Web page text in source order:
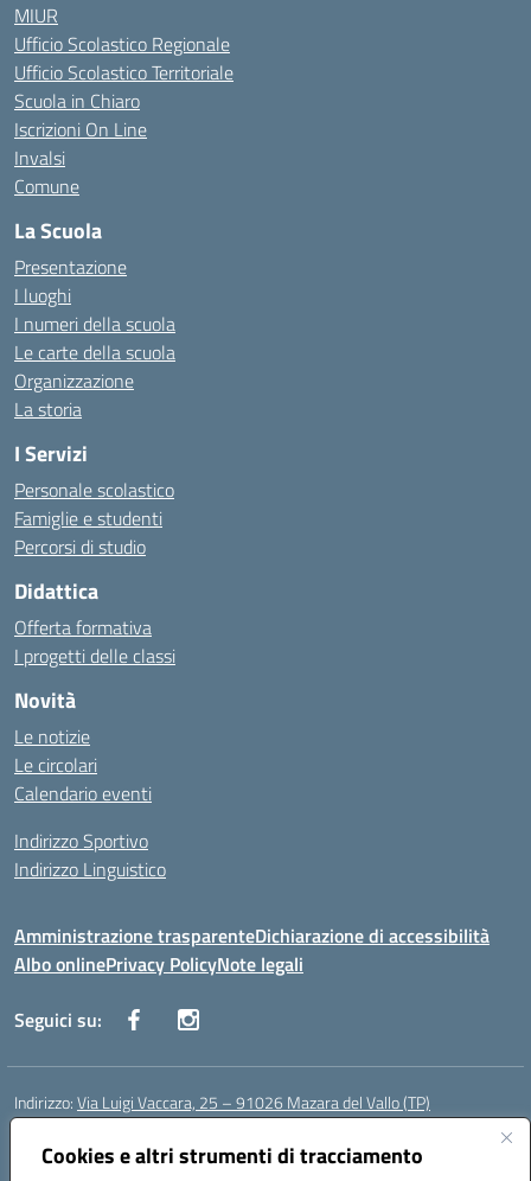
Cookies e altri strumenti di tracciamento
MIUR
Ufficio Scolastico Regionale
Ufficio Scolastico Territoriale
Scuola in Chiaro
Iscrizioni On Line
Invalsi
Comune
La Scuola
Presentazione
I luoghi
I numeri della scuola
Le carte della scuola
Organizzazione
La storia
I Servizi
Personale scolastico
Famiglie e studenti
Percorsi di studio
Didattica
Offerta formativa
I progetti delle classi
Novità
Le notizie
Le circolari
Calendario eventi
Indirizzo Sportivo
Indirizzo Linguistico
Amministrazione trasparenteDichiarazione di accessibilità
Albo onlinePrivacy PolicyNote legali
Seguici su:
Indirizzo:Via Luigi Vaccara, 25 – 91026 Mazara del Vallo (TP)
Centralino:
Posta elettronica certificata (PEC):tpic843007@pec.istruzione.it